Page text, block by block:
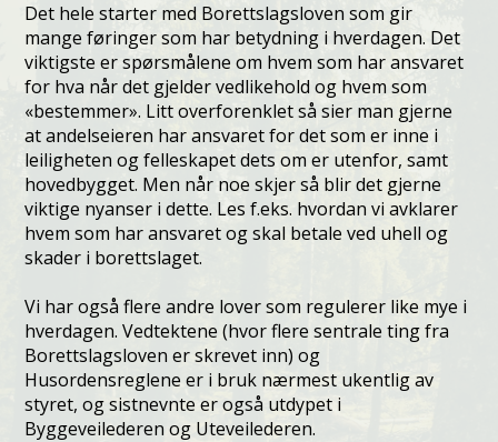
Det hele starter med Borettslagsloven som gir
mange føringer som har betydning i hverdagen. Det
viktigste er spørsmålene om hvem som har ansvaret
for hva når det gjelder vedlikehold og hvem som
«bestemmer». Litt overforenklet så sier man gjerne
at andelseieren har ansvaret for det som er inne i
leiligheten og felleskapet dets om er utenfor, samt
hovedbygget. Men når noe skjer så blir det gjerne
viktige nyanser i dette. Les f.eks. hvordan vi avklarer
hvem som har ansvaret og skal betale ved uhell og
skader i borettslaget.
Vi har også flere andre lover som regulerer like mye i
hverdagen. Vedtektene (hvor flere sentrale ting fra
Borettslagsloven er skrevet inn) og
Husordensreglene er i bruk nærmest ukentlig av
styret, og sistnevnte er også utdypet i
Byggeveilederen og Uteveilederen.